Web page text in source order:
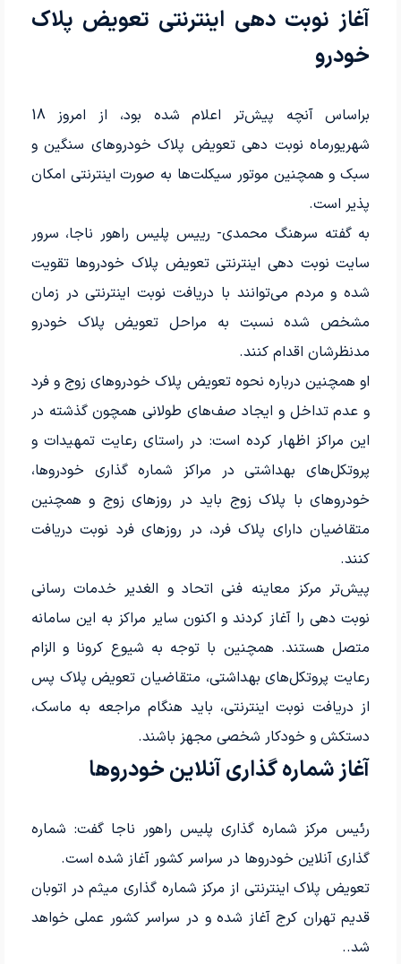
آغاز نوبت دهی اینترنتی تعویض پلاک
خودرو
براساس آنچه پیش‌تر اعلام شده بود، از امروز 18
شهریورماه نوبت دهی تعویض پلاک خودروهای سنگین و
سبک و همچنین موتور سیکلت‌ها به صورت اینترنتی امکان
پذیر است.
به گفته سرهنگ محمدی- رییس پلیس راهور ناجا، سرور
سایت نوبت دهی اینترنتی تعویض پلاک خودروها تقویت
شده و مردم می‌توانند با دریافت نوبت اینترنتی در زمان
مشخص شده نسبت به مراحل تعویض پلاک خودرو
مدنظرشان اقدام کنند.
او همچنین درباره نحوه تعویض پلاک خودروهای زوج و فرد
و عدم تداخل و ایجاد صف‌های طولانی همچون گذشته در
این مراکز اظهار کرده است: در راستای رعایت تمهیدات و
پروتکل‌های بهداشتی در مراکز شماره گذاری خودروها،
خودروهای با پلاک زوج باید در روزهای زوج و همچنین
متقاضیان دارای پلاک فرد، در روزهای فرد نوبت دریافت
کنند.
پیش‌تر مرکز معاینه فنی اتحاد و الغدیر خدمات رسانی
نوبت دهی را آغاز کردند و اکنون سایر مراکز به این سامانه
متصل هستند. همچنین با توجه به شیوع کرونا و الزام
رعایت پروتکل‌های بهداشتی، متقاضیان تعویض پلاک پس
از دریافت نوبت اینترنتی، باید هنگام مراجعه به ماسک،
دستکش و خودکار شخصی مجهز باشند.
آغاز شماره گذاری آنلاین خودروها
رئیس مرکز شماره گذاری پلیس راهور ناجا گفت: شماره
گذاری آنلاین خودروها در سراسر کشور آغاز شده است.
تعویض پلاک اینترنتی از مرکز شماره گذاری میثم در اتوبان
قدیم تهران کرج آغاز شده و در سراسر کشور عملی خواهد
شد..